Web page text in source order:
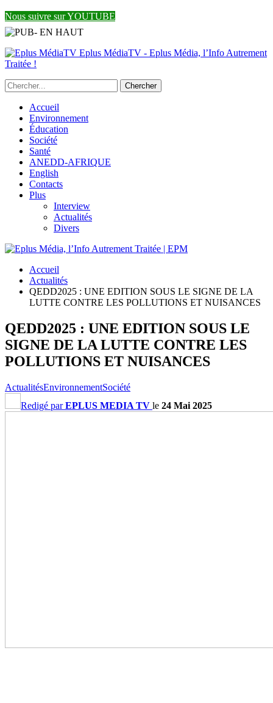
Nous suivre sur YOUTUBE
Eplus MédiaTV - Eplus Média, l’Info Autrement
Traitée !
Accueil
Environnement
Éducation
Société
Santé
ANEDD-AFRIQUE
English
Contacts
Plus
Interview
Actualités
Divers
Accueil
Actualités
QEDD2025 : UNE EDITION SOUS LE SIGNE DE LA
LUTTE CONTRE LES POLLUTIONS ET NUISANCES
QEDD2025 : UNE EDITION SOUS LE
SIGNE DE LA LUTTE CONTRE LES
POLLUTIONS ET NUISANCES
ActualitésEnvironnementSociété
Redigé parEPLUS MEDIA TV le 24 Mai 2025